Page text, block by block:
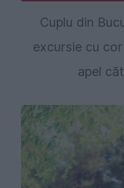
Cuplu din
excursie cu
apel